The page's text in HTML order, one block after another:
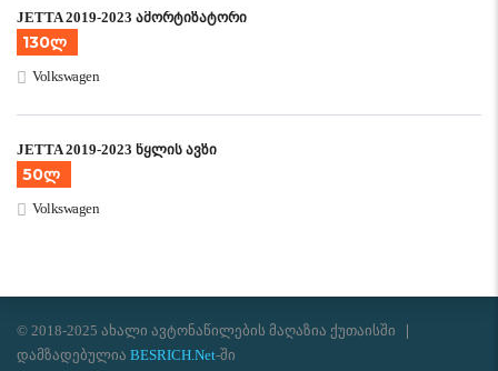
JETTA 2019-2023 ამორტიზატორი
130ლ
Volkswagen
JETTA 2019-2023 წყლის ავზი
50ლ
Volkswagen
© 2018-2025 ახალი ავტონაწილების მაღაზია ქუთაისში
დამზადებულია BESRICH.Net-ში